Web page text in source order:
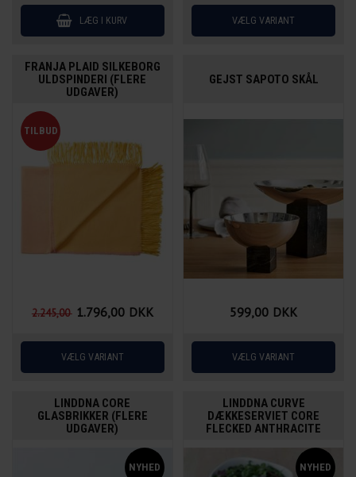
FRANJA PLAID SILKEBORG
ULDSPINDERI (FLERE
UDGAVER)
2.245,00 1.796,00 DKK
GEJST SAPOTO SKÅL
599,00 DKK
LINDDNA CORE
GLASBRIKKER (FLERE
UDGAVER)
LINDDNA CURVE
DÆKKESERVIET CORE
FLECKED ANTHRACITE